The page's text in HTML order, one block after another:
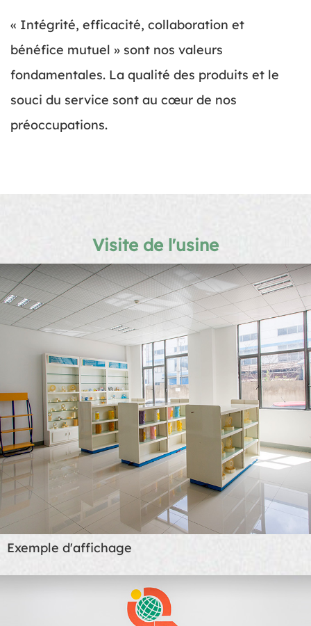
« Intégrité, efficacité, collaboration et
bénéfice mutuel » sont nos valeurs
fondamentales. La qualité des produits et le
souci du service sont au cœur de nos
préoccupations.
Visite de l'usine
Exemple d'affichage